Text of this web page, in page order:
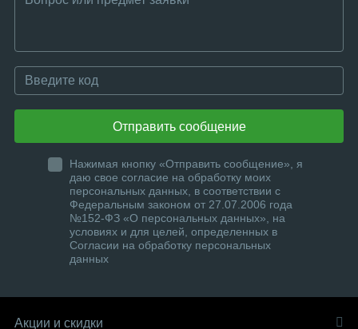
Отправить сообщение
Нажимая кнопку «Отправить сообщение», я
даю свое согласие на обработку моих
персональных данных, в соответствии с
Федеральным законом от 27.07.2006 года
№152-ФЗ «О персональных данных», на
условиях и для целей, определенных в
Согласии на обработку персональных
данных
Акции и скидки